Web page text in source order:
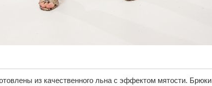
из качественного льна с эффектом мятости. Брюки